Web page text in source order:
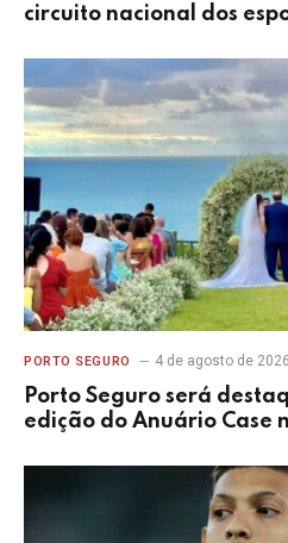
circuito nacional dos
PORTO SEGURO 4 de agosto de 2026
Porto Seguro será
edição do Anuário Case